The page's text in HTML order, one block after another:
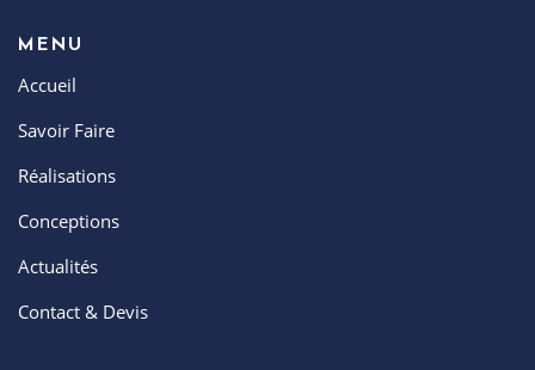
MENU
Accueil
Savoir Faire
Réalisations
Conceptions
Actualités
Contact & Devis